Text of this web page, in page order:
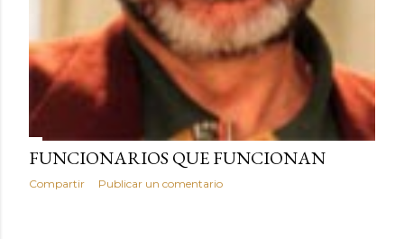
FUNCIONARIOS QUE FUNCIONAN
Compartir Publicar un comentario